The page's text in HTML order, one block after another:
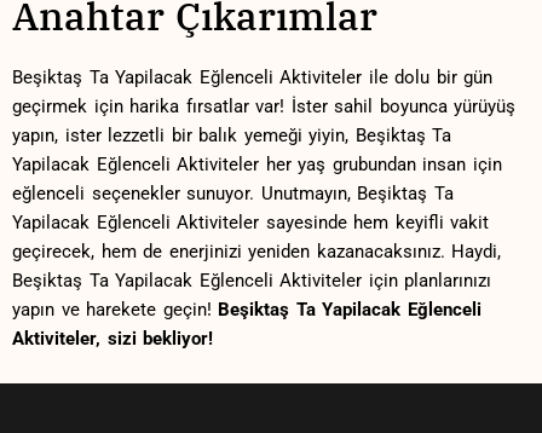
Anahtar ‍Çıkarımlar
Beşiktaş Ta Yapilacak Eğlenceli Aktiviteler ile dolu bir⁢ gün​
geçirmek ⁢için harika fırsatlar var! İster sahil boyunca yürüyüş
yapın, ister lezzetli ‍bir balık yemeği yiyin, Beşiktaş Ta
Yapilacak Eğlenceli Aktiviteler her ⁤yaş grubundan ⁣insan için
eğlenceli seçenekler sunuyor.​ Unutmayın,‌ Beşiktaş Ta
Yapilacak Eğlenceli ⁤Aktiviteler sayesinde hem⁣ keyifli vakit
geçirecek, hem de⁣ enerjinizi ⁤yeniden kazanacaksınız.‌ Haydi,
Beşiktaş​ Ta ⁣Yapilacak Eğlenceli⁤ Aktiviteler için planlarınızı
⁣yapın ve harekete⁤ geçin! Beşiktaş Ta Yapilacak ​Eğlenceli
Aktiviteler, sizi bekliyor!